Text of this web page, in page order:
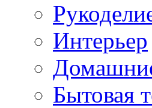
Интерьер
Бытовая